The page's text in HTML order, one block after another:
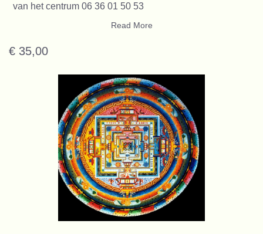
van het centrum 06 36 01 50 53
Read More
€ 35,00